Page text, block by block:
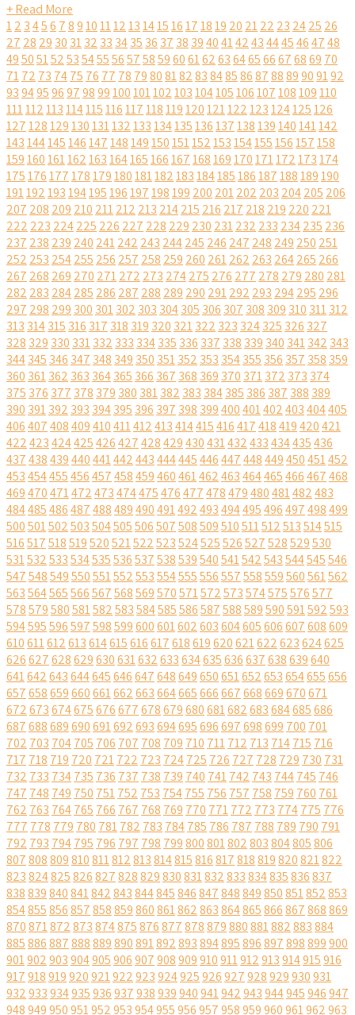
+ Read More
12 3456 78910111213141516171819 20 2122 23 2425 26
27 28 29 30 3132 33 3435 36 37 38 39404142434445464748
495051525354555657585960616263646566676869 70
7172 73 7475 76 77 78 7980818283848586878889909192
93949596979899100101102103104105106107108109110
111112113114115116117118119120121122123124125126
127128129130131132133134135136137138139140141142
143144145146147148149150151152153154155156157158
159160161162163164165166167168169170171172173174
175176177178179180181182183184185186187188189190
191192193194195196197198199 200 201202 203 204205 206
207 208 209 210 211212 213 214215 216 217 218 219 220 221
222 223 224225 226 227 228 229 230 231232 233 234235 236
237 238 239 240 241242 243 244245 246 247 248 249 250 251
252 253 254255 256 257 258 259 260 261262 263 264265 266
267 268 269 270 271272 273 274275 276 277 278 279 280 281
282 283 284285 286 287 288 289 290 291292 293 294295 296
297 298 299 300 301302 303 304305 306 307 308 309 310 311312
313 314315 316 317 318 319 320 321322 323 324325 326 327
328 329 330 331332 333 334335 336 337 338 339 340 341342 343
344345 346 347 348 349 350 351352 353 354355 356 357 358 359
360 361362 363 364365 366 367 368 369 370 371372 373 374
375 376 377 378 379 380 381382 383 384385 386 387 388 389
390 391392 393 394395 396 397 398 399400401402403404405
406407408409410411412413414415416417418419420421
422423424425426427428429430431432433434435436
437438439440441442443444445446447448449450451452
453454455456457458459460461462463464465466467468
469470471472473474475476477478479480481482483
484485486487488489490491492493494495496497498499
500501502503504505506507508509510511512513514515
516517518519520521522523524525526527528529530
531532533534535536537538539540541542543544545546
547548549550551552553554555556557558559560561562
563564565566567568569570571572573574575576577
578579580581582583584585586587588589590591592593
594595596597598599600601602603604605606607608609
610611612613614615616617618619620621622623624625
626627628629630631632633634635636637638639640
641642643644645646647648649650651652653654655656
657658659660661662663664665666667668669670671
672673674675676677678679680681682683684685686
687688689690691692693694695696697698699 700 701
702 703 704705 706 707 708 709 710 711712 713 714715 716
717 718 719 720 721722 723 724725 726 727 728 729 730 731
732 733 734735 736 737 738 739 740 741742 743 744745 746
747 748 749 750 751752 753 754755 756 757 758 759 760 761
762 763 764765 766 767 768 769 770 771772 773 774775 776
777 778 779 780 781782 783 784785 786 787 788 789 790 791
792 793 794795 796 797 798 799800801802803804805806
807808809810811812813814815816817818819820821822
823824825826827828829830831832833834835836837
838839840841842843844845846847848849850851852853
854855856857858859860861862863864865866867868869
870871872873874875876877878879880881882883884
885886887888889890891892893894895896897898899900
901902903904905906907908909910911912913914915916
917918919920921922923924925926927928929930931
932933934935936937938939940941942943944945946947
948949950951952953954955956957958959960961962963